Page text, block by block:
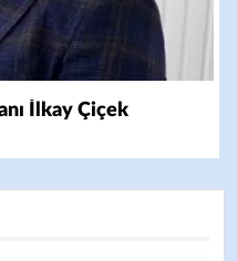
İlkay Çiçek